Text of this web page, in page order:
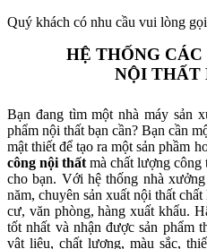
Quý khách có nhu cầu vui lòng
HỆ THỐNG
NỘI THẤT
Bạn đang tìm một nhà máy sản
phẩm nội thất bạn cần? Bạn cần
mật thiết để tạo ra một sản phầm
công nội thất mà chất lượng công
cho bạn. Với hệ thống nhà
năm, chuyên sản xuất nội thất
cư, văn phòng, hàng xuất khẩu.
tốt nhất và nhận được sản phẩm
vật liệu, chất lượng, màu sắc,